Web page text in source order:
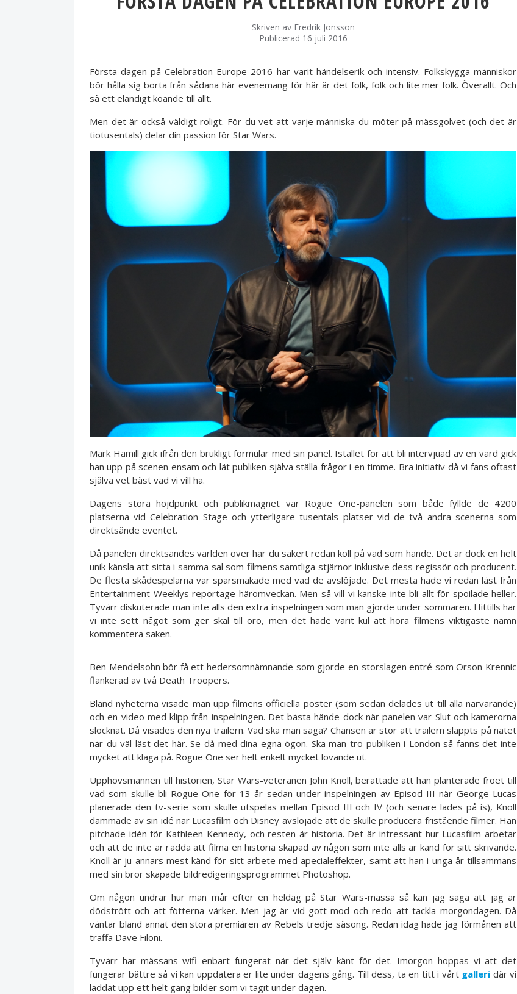
Skriven av Fredrik Jonsson
Publicerad 16 juli 2016
Första dagen på Celebration Europe 2016 har varit händelserik och intensiv. Folkskygga människor
bör hålla sig borta från sådana här evenemang för här är det folk, folk och lite mer folk. Överallt. Och
så ett eländigt köande till allt.
Men det är också väldigt roligt. För du vet att varje människa du möter på mässgolvet (och det är
tiotusentals) delar din passion för Star Wars.
Mark Hamill gick ifrån den brukligt formulär med sin panel. Istället för att bli intervjuad av en värd gick
han upp på scenen ensam och lät publiken själva ställa frågor i en timme. Bra initiativ då vi fans oftast
själva vet bäst vad vi vill ha.
Dagens stora höjdpunkt och publikmagnet var Rogue One-panelen som både fyllde de 4200
platserna vid Celebration Stage och ytterligare tusentals platser vid de två andra scenerna som
direktsände eventet.
Då panelen direktsändes världen över har du säkert redan koll på vad som hände. Det är dock en helt
unik känsla att sitta i samma sal som filmens samtliga stjärnor inklusive dess regissör och producent.
De flesta skådespelarna var sparsmakade med vad de avslöjade. Det mesta hade vi redan läst från
Entertainment Weeklys reportage häromveckan. Men så vill vi kanske inte bli allt för spoilade heller.
Tyvärr diskuterade man inte alls den extra inspelningen som man gjorde under sommaren. Hittills har
vi inte sett något som ger skäl till oro, men det hade varit kul att höra filmens viktigaste namn
kommentera saken.
Ben Mendelsohn bör få ett hedersomnämnande som gjorde en storslagen entré som Orson Krennic
flankerad av två Death Troopers.
Bland nyheterna visade man upp filmens officiella poster (som sedan delades ut till alla närvarande)
och en video med klipp från inspelningen. Det bästa hände dock när panelen var Slut och kamerorna
slocknat. Då visades den nya trailern. Vad ska man säga? Chansen är stor att trailern släppts på nätet
när du väl läst det här. Se då med dina egna ögon. Ska man tro publiken i London så fanns det inte
mycket att klaga på. Rogue One ser helt enkelt mycket lovande ut.
Upphovsmannen till historien, Star Wars-veteranen John Knoll, berättade att han planterade fröet till
vad som skulle bli Rogue One för 13 år sedan under inspelningen av Episod III när George Lucas
planerade den tv-serie som skulle utspelas mellan Episod III och IV (och senare lades på is), Knoll
dammade av sin idé när Lucasfilm och Disney avslöjade att de skulle producera fristående filmer. Han
pitchade idén för Kathleen Kennedy, och resten är historia. Det är intressant hur Lucasfilm arbetar
och att de inte är rädda att filma en historia skapad av någon som inte alls är känd för sitt skrivande.
Knoll är ju annars mest känd för sitt arbete med apecialeffekter, samt att han i unga år tillsammans
med sin bror skapade bildredigeringsprogrammet Photoshop.
Om någon undrar hur man mår efter en heldag på Star Wars-mässa så kan jag säga att jag är
dödstrött och att fötterna värker. Men jag är vid gott mod och redo att tackla morgondagen. Då
väntar bland annat den stora premiären av Rebels tredje säsong. Redan idag hade jag förmånen att
träffa Dave Filoni.
Tyvärr har mässans wifi enbart fungerat när det själv känt för det. Imorgon hoppas vi att det
fungerar bättre så vi kan uppdatera er lite under dagens gång. Till dess, ta en titt i vårt galleri där vi
laddat upp ett helt gäng bilder som vi tagit under dagen.